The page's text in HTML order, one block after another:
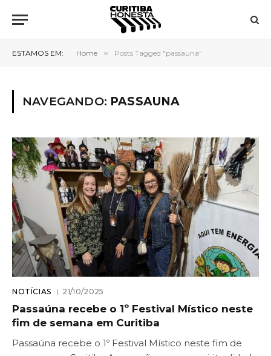
ESTAMOS EM: Home » Posts Tagged "passauna"
NAVEGANDO: PASSAUNA
NOTÍCIAS 21/10/2025
Passaúna recebe o 1º Festival Místico neste
fim de semana em Curitiba
Passaúna recebe o 1º Festival Místico neste fim de